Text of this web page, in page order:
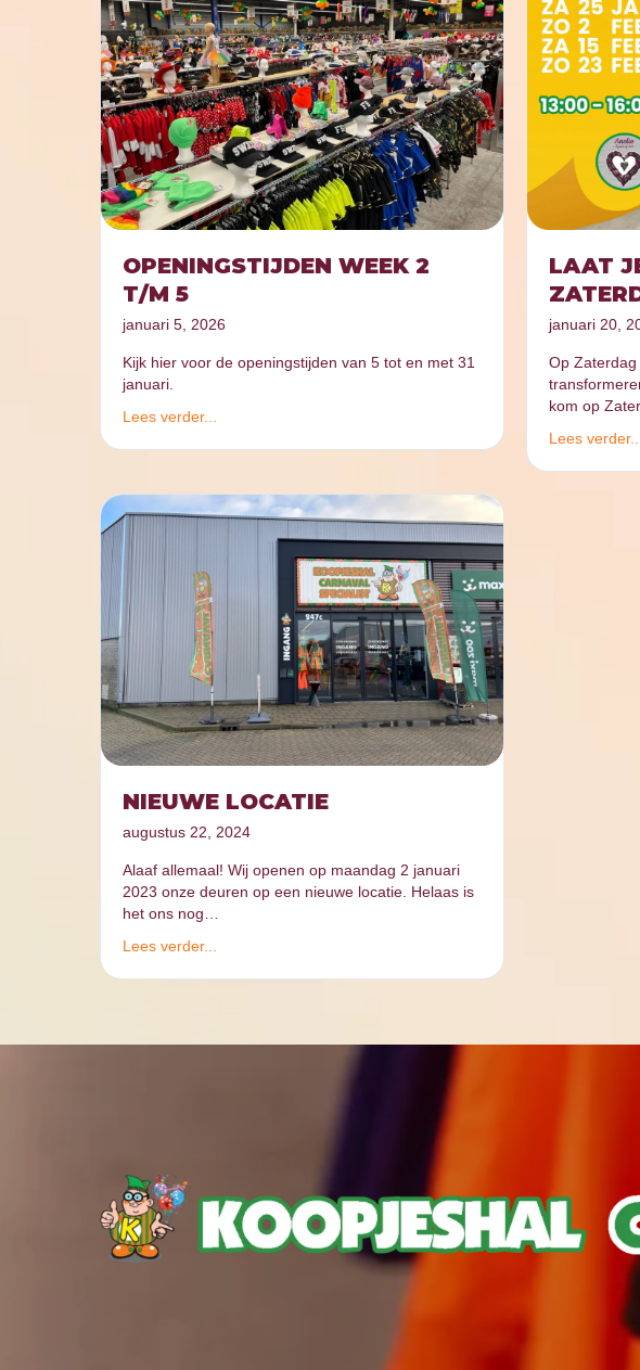
OPENINGSTIJDEN WEEK 2
T/M 5
januari 5, 2026
Kijk hier voor de openingstijden van 5 tot en met 31
januari.
Lees verder...
LAAT
januari 20,
Op
kom op
Lees verder...
NIEUWE LOCATIE
augustus 22, 2024
Alaaf allemaal! Wij openen op maandag 2 januari
2023 onze deuren op een nieuwe locatie. Helaas is
het ons nog…
Lees verder...